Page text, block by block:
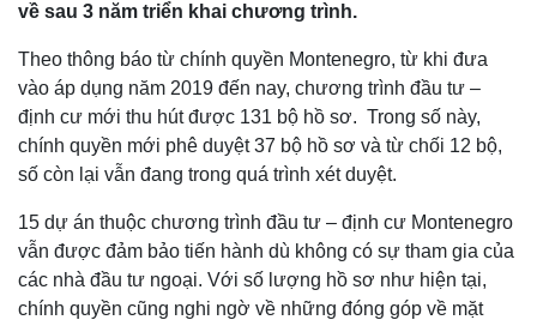
về sau 3 năm triển khai chương trình.
Theo thông báo từ chính quyền Montenegro, từ khi đưa
vào áp dụng năm 2019 đến nay, chương trình đầu tư –
định cư mới thu hút được 131 bộ hồ sơ. Trong số này,
chính quyền mới phê duyệt 37 bộ hồ sơ và từ chối 12 bộ,
số còn lại vẫn đang trong quá trình xét duyệt.
15 dự án thuộc chương trình đầu tư – định cư Montenegro
vẫn được đảm bảo tiến hành dù không có sự tham gia của
các nhà đầu tư ngoại. Với số lượng hồ sơ như hiện tại,
chính quyền cũng nghi ngờ về những đóng góp về mặt